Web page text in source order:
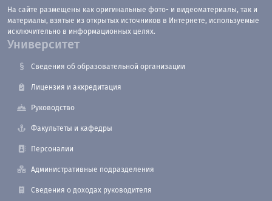
На сайте размещены как оригинальные фото- и видеоматериалы, так и
материалы, взятые из открытых источников в Интернете, используемые
исключительно в информационных целях.
Университет
Сведения об образовательной организации
Лицензия и аккредитация
Руководство
Факультеты и кафедры
Персоналии
Административные подразделения
Сведения о доходах руководителя